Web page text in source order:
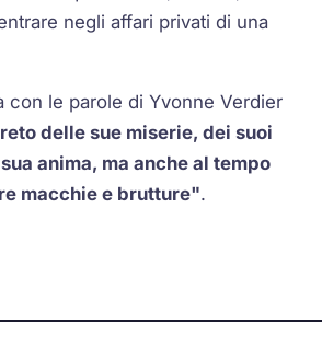
negli affari privati di una
con le parole di Yvonne Verdier
delle sue miserie, dei suoi
anima, ma anche al tempo
macchie e brutture".